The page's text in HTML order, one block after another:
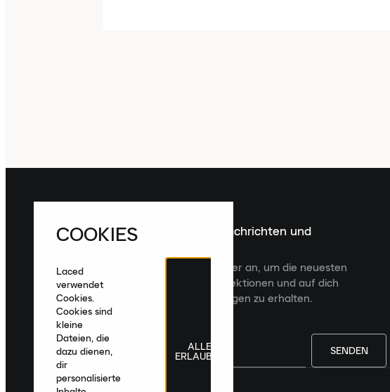
Melde dich für die neuesten Nachrichten und
Veröffentlichungen an
Melde dich für den Laced Newsletter an, um die neuesten
Veröffentlichungen, kuratierte Kollektionen und auf dich
zugeschnittene Produktempfehlungen zu erhalten.
SENDEN
COOKIES
Laced
verwendet
Cookies.
Cookies sind
kleine
Dateien, die
dazu dienen,
dir
personalisierte
ALLE
ERLAUBEN